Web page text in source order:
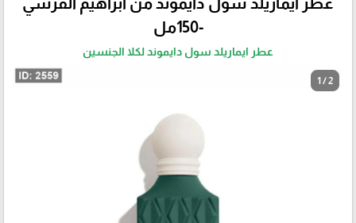
-150مل
عطر ايماريلد سول دايموند لكلا الجنسين
1 / 2